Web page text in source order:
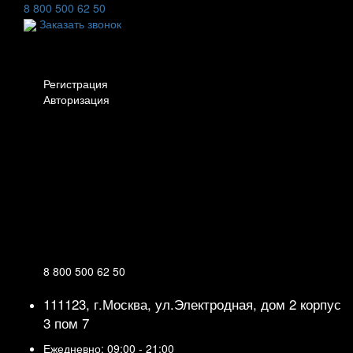
8 800 500 62 50
Заказать звонок
Регистрация
Авторизация
8 800 500 62 50
111123, г.Москва, ул.Электродная, дом 2 корпус
3 пом 7
Ежедневно: 09:00 - 21:00